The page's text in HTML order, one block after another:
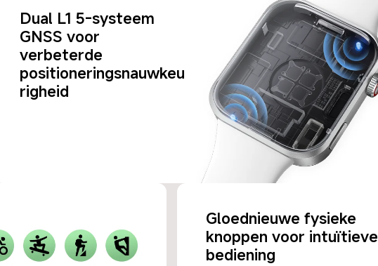
Dual L1 5-systeem
GNSS voor
verbeterde
positioneringsnauwkeu
righeid
Gloednieuwe fysieke
knoppen voor intuïtieve
bediening